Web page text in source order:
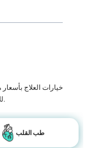
خيارات العلاج
للاختيار من بينها مع أفضل جودة للرعاية الصحية في البلاد.
طب القلب